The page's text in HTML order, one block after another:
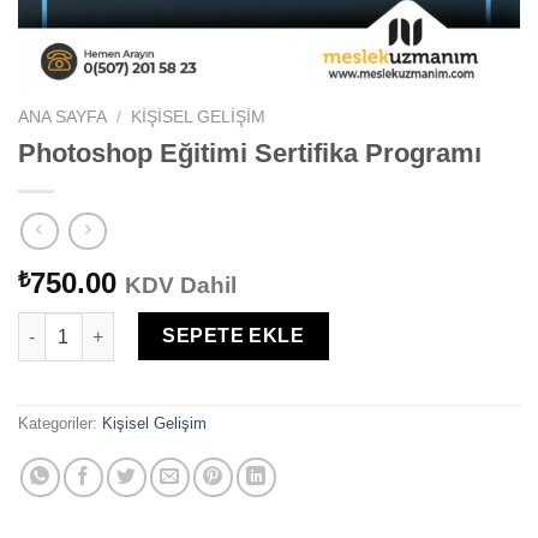
ANA SAYFA / KIŞISEL GELIŞIM
Photoshop Eğitimi Sertifika Programı
₺750.00 KDV Dahil
Photoshop Eğitimi Sertifika Programı adet
SEPETE EKLE
Kategoriler: Kişisel Gelişim